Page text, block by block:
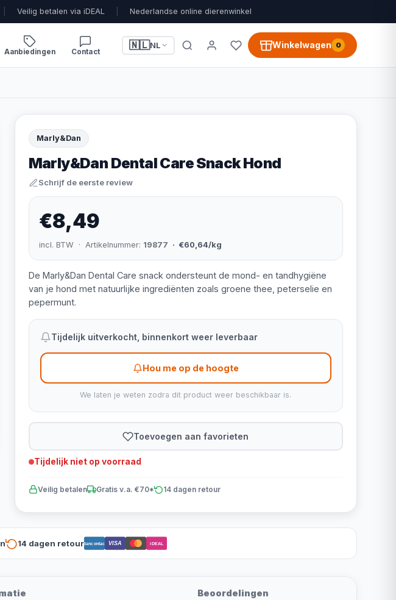
Veilig betalen via iDEAL Nederlandse online dierenwinkel
Aanbiedingen Contact
🇳🇱NL Winkelwagen 0
Marly&Dan
Marly&Dan Dental Care Snack Hond
Schrijf de eerste review
€8,49
incl. BTW · Artikelnummer: 19877 · €60,64/kg
De Marly&Dan Dental Care snack ondersteunt de mond- en tandhygiëne
van je hond met natuurlijke ingrediënten zoals groene thee, peterselie en
pepermunt.
Tijdelijk uitverkocht, binnenkort weer leverbaar
Hou me op de hoogte
We laten je weten zodra dit product weer beschikbaar is.
Toevoegen aan favorieten
Tijdelijk niet op voorraad
Veilig betalen Gratis v.a. €70* 14 dagen retour
14 dagen retourBancontact VISA iDEAL
Beoordelingen